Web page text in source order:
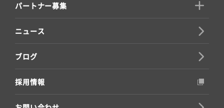
パートナー募集
ニュース
ブログ
採用情報